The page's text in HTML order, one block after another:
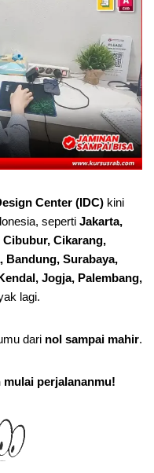
Center (IDC) kini
seperti Jakarta,
Cibubur, Cikarang,
Bandung, Surabaya,
Jogja, Palembang,
lagi.
dari nol sampai mahir.
perjalananmu!